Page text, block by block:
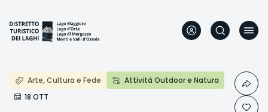
contenu
principal
Arte, Cultura e Fede
Attività Outdoor e Natura
18 OTT